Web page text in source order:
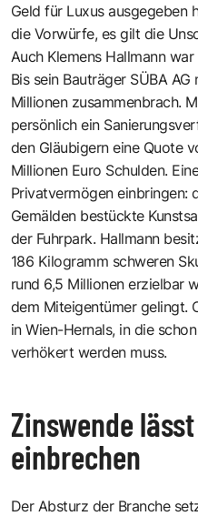
Geld für Luxus ausgegeben
die Vorwürfe, es gilt die
Auch Klemens Hallmann
Bis sein Bauträger SÜBA
Millionen zusammenbrach.
persönlich ein
den Gläubigern eine Quote
Millionen Euro Schulden.
Privatvermögen einbringen:
Gemälden bestückte
der Fuhrpark. Hallmann
186 Kilogramm schweren
rund 6,5 Millionen erzielbar
dem Miteigentümer gelingt.
in Wien-Hernals, in die
verhökert werden muss.
Zinswende
einbrechen
Der Absturz der Branche